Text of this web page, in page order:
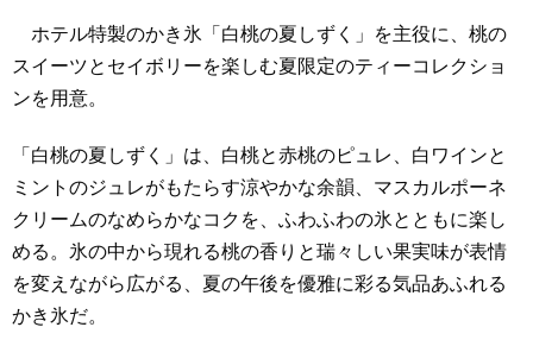
ホテル特製のかき氷「白桃の夏しずく」を主役に、桃の
スイーツとセイボリーを楽しむ夏限定のティーコレクショ
ンを用意。
「白桃の夏しずく」は、白桃と赤桃のピュレ、白ワインと
ミントのジュレがもたらす涼やかな余韻、マスカルポーネ
クリームのなめらかなコクを、ふわふわの氷とともに楽し
める。氷の中から現れる桃の香りと瑞々しい果実味が表情
を変えながら広がる、夏の午後を優雅に彩る気品あふれる
かき氷だ。